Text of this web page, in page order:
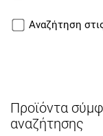
Αναζήτηση
Προϊόντα
αναζήτησης